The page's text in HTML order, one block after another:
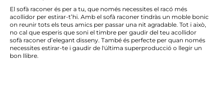
El sofà raconer és per a tu, que només necessites el racó més
acollidor per estirar-t’hi. Amb el sofà raconer tindràs un moble bonic
on reunir tots els teus amics per passar una nit agradable. Tot i això,
no cal que esperis que soni el timbre per gaudir del teu acollidor
sofà raconer d’elegant disseny. També és perfecte per quan només
necessites estirar-te i gaudir de l'última superproducció o llegir un
bon llibre.